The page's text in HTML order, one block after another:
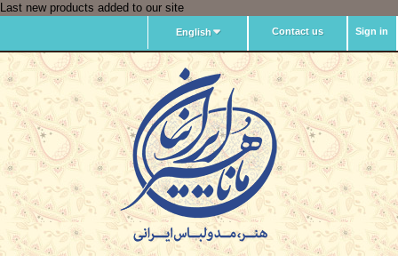
Last new products added to our site
Sign in
Contact us
English